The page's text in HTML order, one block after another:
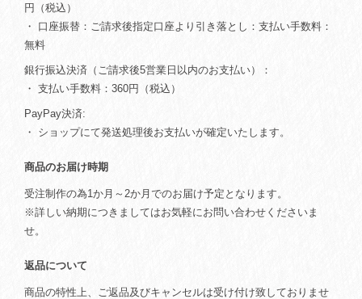
円（税込）
・ 口座振替：ご請求後指定口座より引き落とし：支払い手数料：
無料
銀行振込決済（ご請求後5営業日以内のお支払い）：
・ 支払い手数料：360円（税込）
PayPay決済:
・ ショップにて発送処理後お支払いが確定いたします。
商品のお届け時期
受注制作の為1か月～2か月でのお届け予定となります。
※詳しい納期につきましてはお気軽にお問い合わせくださいま
せ。
返品について
商品の特性上、ご返品及びキャンセルは受け付け致しておりませ